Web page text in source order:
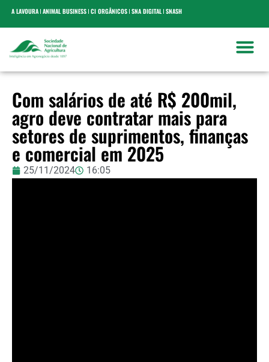
A LAVOURA ANIMAL BUSINESS CI ORGÂNICOS SNA DIGITAL SNASH
Com salários de até R$ 200mil,
agro deve contratar mais para
setores de suprimentos, finanças
e comercial em 2025
25/11/2024 16:05